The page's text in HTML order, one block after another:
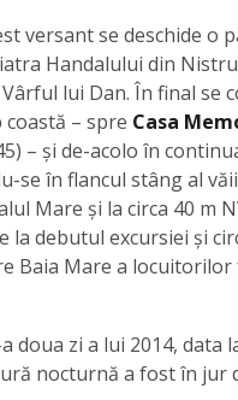
versant se deschide o
Handalului din
lui Dan. În final se
coastă – spre Casa
– și de-acolo în
se în flancul stâng al
Mare și la circa 40 m
la debutul excursiei și
Baia Mare a
doua zi a lui 2014, data
nocturnă a fost în jur